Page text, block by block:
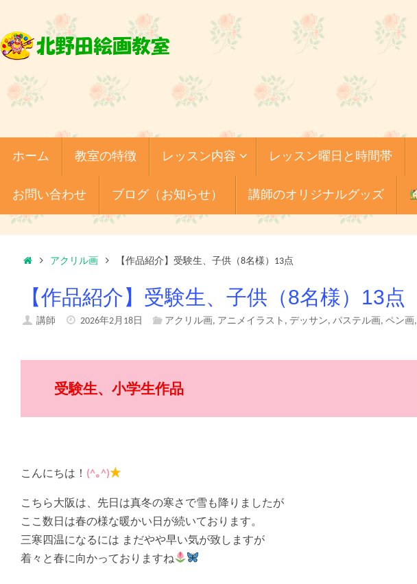
テ
キ
へ
ホーム 教室の特徴 レッスン内容 レッスン曜日と時間帯
お問い合わせ ブログ（お知らせ） 講師のオリジナルグッズ
ホ
ム
アクリル画 【作品紹介】受験生、子供（8名様）13点
【作品紹介】受験生、子供（8名様）13点
講師 2026年2月18日 アクリル画, アニメイラスト , デッサン, パステル画, ペン画,
受験生、小学生作品
こんにちは！ (^｡^)★
こちら大阪は、先日は真冬の寒さで雪も降りましたが
ここ数日は春の様な暖かい日が続いております。
三寒四温になるには まだやや早い気が致しますが
着々と春に向かっておりますね